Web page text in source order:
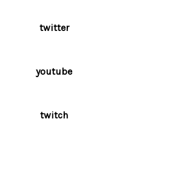
twitter
youtube
twitch